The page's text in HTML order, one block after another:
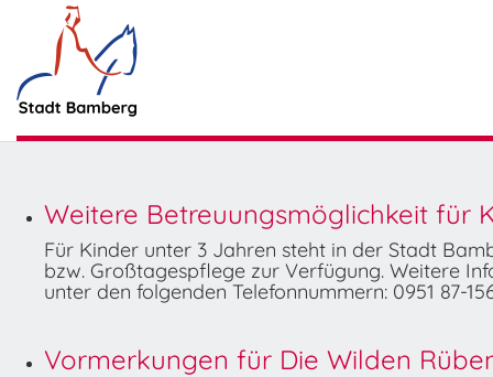
Weitere Betreuungsmöglichkeit für
Für Kinder unter 3 Jahren steht in der Stadt
bzw. Großtagespflege zur Verfügung. Weitere
unter den folgenden Telefonnummern: 0951 87-
Vormerkungen für Die Wilden